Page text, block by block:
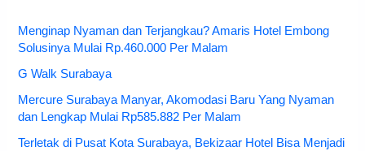
Menginap Nyaman dan Terjangkau? Amaris Hotel Embong
Solusinya Mulai Rp.460.000 Per Malam
G Walk Surabaya
Mercure Surabaya Manyar, Akomodasi Baru Yang Nyaman
dan Lengkap Mulai Rp585.882 Per Malam
Terletak di Pusat Kota Surabaya, Bekizaar Hotel Bisa Menjadi